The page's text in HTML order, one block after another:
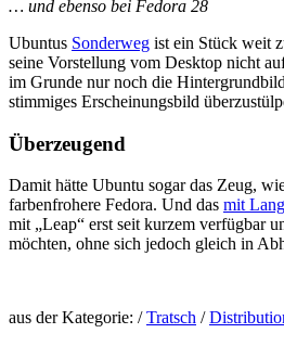
… und ebenso bei Fedora 28
Ubuntus Sonderweg ist ein Stück weit
seine Vorstellung vom Desktop nicht
im Grunde nur noch die
stimmiges Erscheinungsbild
Überzeugend
Damit hätte Ubuntu sogar das Zeug,
farbenfrohere Fedora. Und das mit
mit „Leap“ erst seit kurzem verfügbar
möchten, ohne sich jedoch gleich in
aus der Kategorie: /Tratsch /